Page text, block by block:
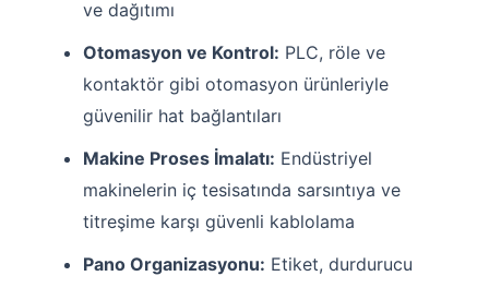
ve dağıtımı
Otomasyon ve Kontrol: PLC, röle ve
kontaktör gibi otomasyon ürünleriyle
güvenilir hat bağlantıları
Makine Proses İmalatı: Endüstriyel
makinelerin iç tesisatında sarsıntıya ve
titreşime karşı güvenli kablolama
Pano Organizasyonu: Etiket, durdurucu